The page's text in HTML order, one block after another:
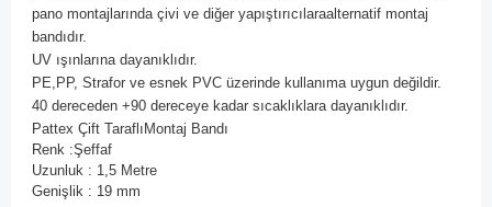
pano montajlarında çivi ve diğer yapıştırıcılaraalternatif montaj
bandıdır.
UV ışınlarına dayanıklıdır.
PE,PP, Strafor ve esnek PVC üzerinde kullanıma uygun değildir.
40 dereceden +90 dereceye kadar sıcaklıklara dayanıklıdır.
Pattex Çift TaraflıMontaj Bandı
Renk :Şeffaf
Uzunluk : 1,5 Metre
Genişlik : 19 mm